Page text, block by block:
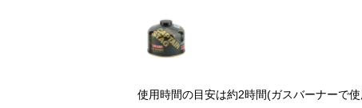
使用時間の目安は約2時間(ガスバーナーで